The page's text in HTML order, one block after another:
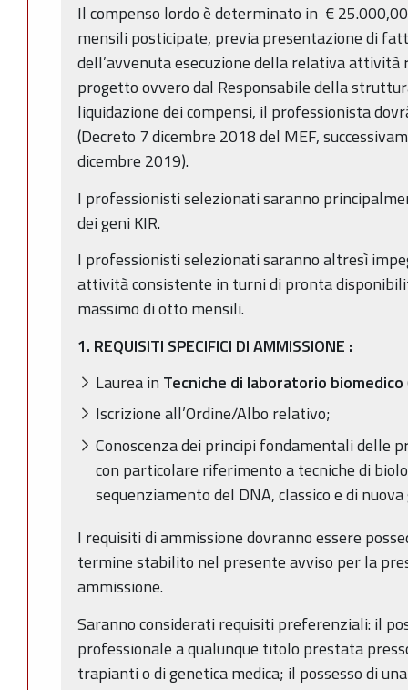
Il compenso lordo è determinato in €
mensili posticipate, previa presentazione di
dell’avvenuta esecuzione della relativa attività
progetto ovvero dal Responsabile della
liquidazione dei compensi, il professionista
(Decreto 7 dicembre 2018 del MEF,
dicembre 2019).
I professionisti selezionati saranno
dei geni KIR.
I professionisti selezionati saranno altresì
attività consistente in turni di pronta
massimo di otto mensili.
1. REQUISITI SPECIFICI DI AMMISSIONE :
Laurea in Tecniche di laboratorio biomedico
Iscrizione all’Ordine/Albo relativo;
Conoscenza dei principi fondamentali delle
con particolare riferimento a tecniche di
sequenziamento del DNA, classico e di
I requisiti di ammissione dovranno essere
termine stabilito nel presente avviso per la
ammissione.
Saranno considerati requisiti preferenziali: il
professionale a qualunque titolo prestata
trapianti o di genetica medica; il possesso di